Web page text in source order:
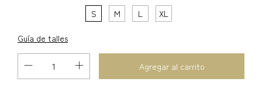
S
M L XL
Guía de talles